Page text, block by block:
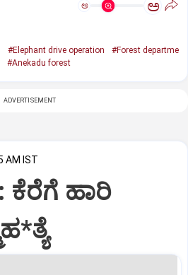
ಅ ಅ
#Elephant drive operation
#Forest departme
#Anekadu forest
ADVERTISEMENT
AM IST
ಕೆರೆಗೆ ಹಾರಿ